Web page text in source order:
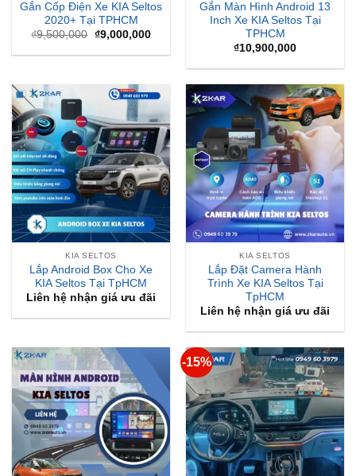
Gắn Cốp Điện Xe KIA Seltos
2020+ Tại TPHCM
₫9,500,000 Giá
là:
₫9,000,000Giá
tại
Gắn Màn Hình Android 13
Inch Xe KIA Seltos Tại
TPHCM
₫10,900,000
KIA SELTOS
Lắp Android Box Cho Xe
KIA Seltos Tại TpHCM
Liên hệ nhận giá ưu đãi
KIA SELTOS
Lắp Đặt Camera Hành
Trình Xe KIA Seltos Tại
TpHCM
Liên hệ nhận giá ưu đãi
-15%